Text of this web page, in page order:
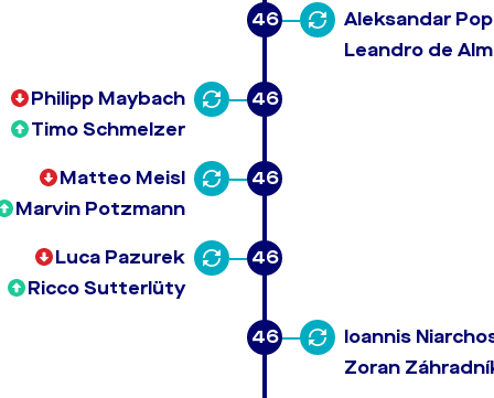
46
Aleksandar
Leandro de
46
Philipp Maybach
Timo Schmelzer
46
Matteo Meisl
Marvin Potzmann
46
Luca Pazurek
Ricco Sutterlüty
46
Ioannis
Zoran